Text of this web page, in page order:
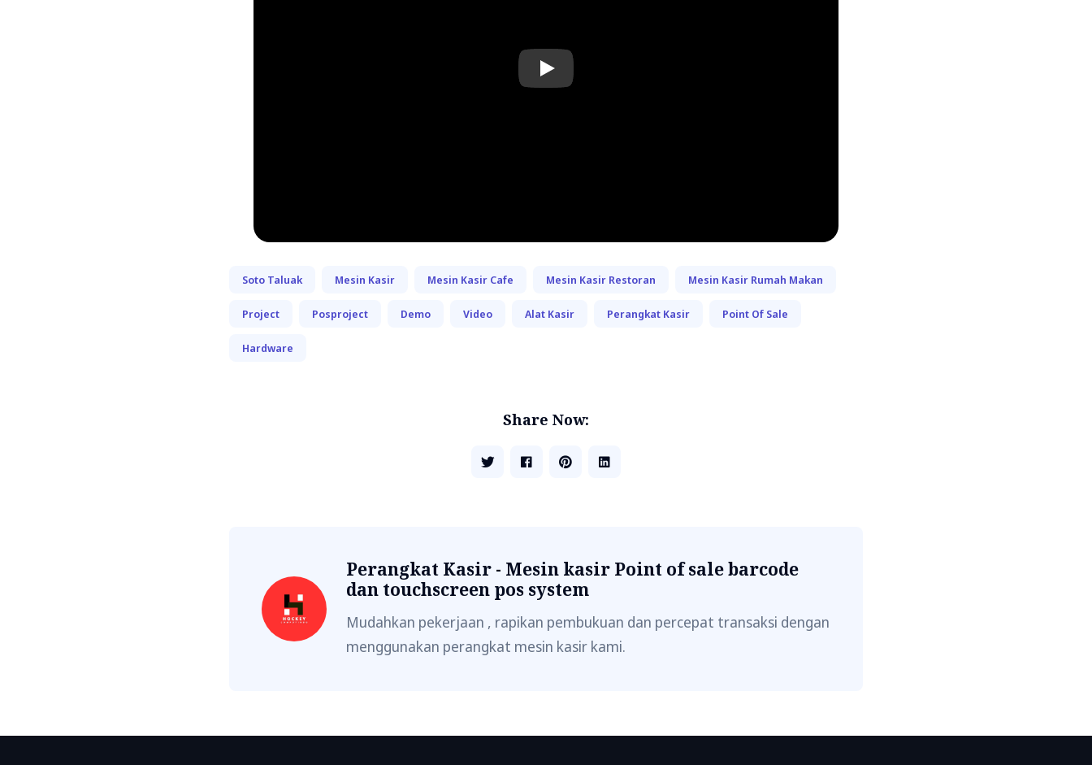
Play
Soto Taluak Mesin Kasir Mesin Kasir Cafe Mesin Kasir Restoran Mesin Kasir Rumah Makan
Project Posproject Demo Video Alat Kasir Perangkat Kasir Point Of Sale
Hardware
Share Now:
Perangkat Kasir - Mesin kasir Point of sale barcode
dan touchscreen pos system
Mudahkan pekerjaan , rapikan pembukuan dan percepat transaksi dengan
menggunakan perangkat mesin kasir kami.